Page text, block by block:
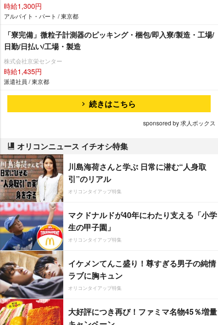
時給1,300円
アルバイト・パート / 東京都
「寮完備」微粒子計測器のピッキング・梱包/即入寮/製造・工場/
日勤/日払い/工場・製造
株式会社京栄センター
時給1,435円
派遣社員 / 東京都
続きはこちら
sponsored by 求人ボックス
オリコンニュース イチオシ特集
川島海荷さんと学ぶ 日常に潜む“人身取
引”のリアル
オリコンタイアップ特集
マクドナルドが40年にわたり支える「小学
生の甲子園」
オリコンタイアップ特集
イケメンてんこ盛り！尊すぎる男子の純情
ラブに胸キュン
オリコンタイアップ特集
大好評につき再び！ファミマ名物45％増量